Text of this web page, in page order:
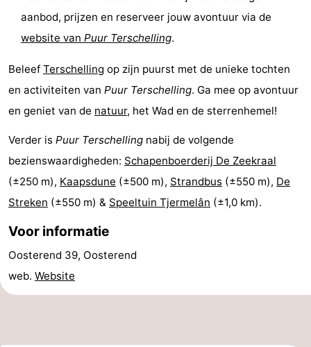
Praktisch
Route
-
Boot
Waddenhoppen
Reisboekenwinkel
Nieuws
Medische
adressen
Regio
aanbod, prijzen en reserveer jouw avontuur via de
website van Puur Terschelling.
Beleef Terschelling op zijn puurst met de unieke tochten
en activiteiten van Puur Terschelling. Ga mee op avontuur
en geniet van de natuur, het Wad en de sterrenhemel!
Verder is Puur Terschelling nabij de volgende
bezienswaardigheden: Schapenboerderij De Zeekraal
(±250 m), Kaapsdune (±500 m), Strandbus (±550 m), De
Streken (±550 m) & Speeltuin Tjermelân (±1,0 km).
Voor informatie
Oosterend 39, Oosterend
web. Website